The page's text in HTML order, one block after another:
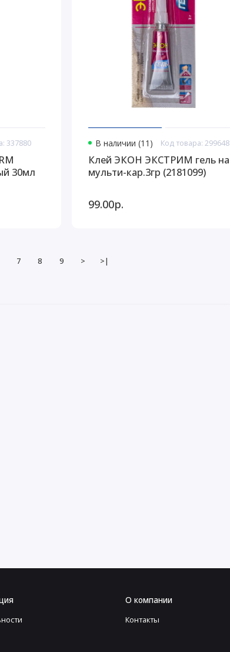
337880
30мл
В наличии (11) Код товара: 299648
Клей ЭКОН ЭКСТРИМ гель на
мульти-кар.3гр (2181099)
99.00р.
7 8 9 > >|
О компании
Контакты